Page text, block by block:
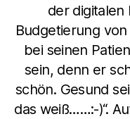
der digitalen
Budgetierung
bei seinen
sein, denn er
schön. Gesund
das weiß……:-)“.